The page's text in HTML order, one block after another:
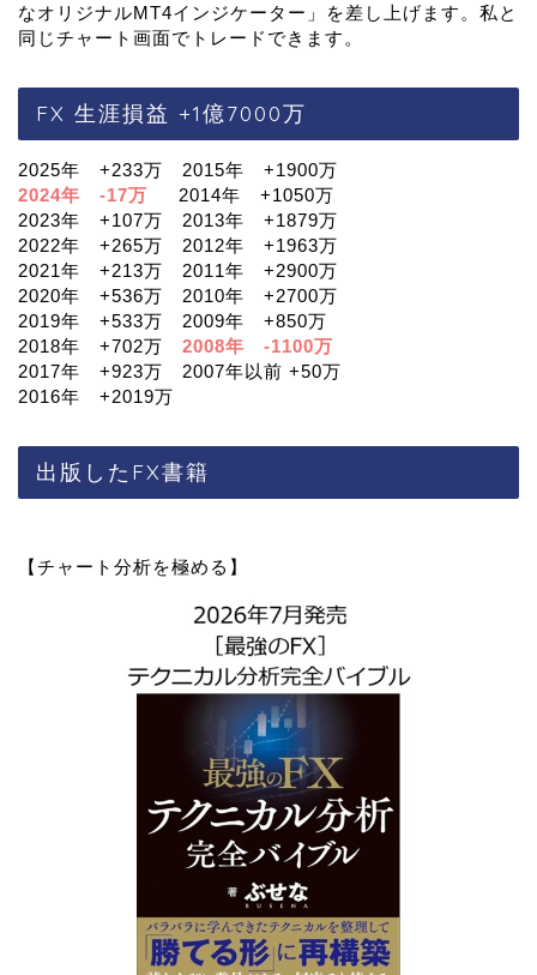
なオリジナルMT4インジケーター」を差し上げます。私と
同じチャート画面でトレードできます。
FX 生涯損益 +1億7000万
2025年 +233万 2015年 +1900万
2024年 -17万
2014年 +1050万
2023年 +107万 2013年 +1879万
2022年 +265万 2012年 +1963万
2021年 +213万 2011年 +2900万
2020年 +536万 2010年 +2700万
2019年 +533万 2009年 +850万
2018年 +702万 2008年 -1100万
2017年 +923万 2007年以前 +50万
2016年 +2019万
出版したFX書籍
【チャート分析を極める】